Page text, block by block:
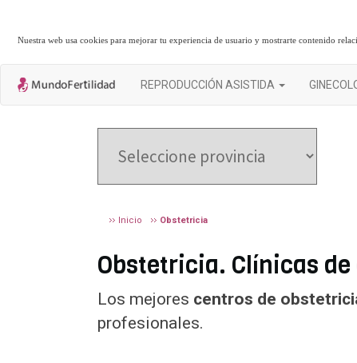
Nuestra web usa cookies para mejorar tu experiencia de usuario y mostrarte contenido
REPRODUCCIÓN ASISTIDA
Inicio Obstetricia
Obstetricia. Clínicas
Los mejores centros de
profesionales.